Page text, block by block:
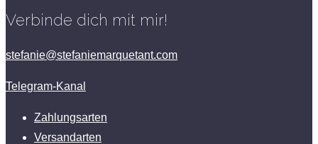
Verbinde dich mit mir!
stefanie@stefaniemarquetant.com
Telegram-Kanal
Zahlungsarten
Versandarten